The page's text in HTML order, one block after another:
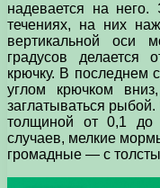
надевается на
течениях, на них
вертикальной
градусов делается
крючку. В последнем
углом крючком
заглатываться
толщиной от 0,1 до
случаев, мелкие
громадные — с